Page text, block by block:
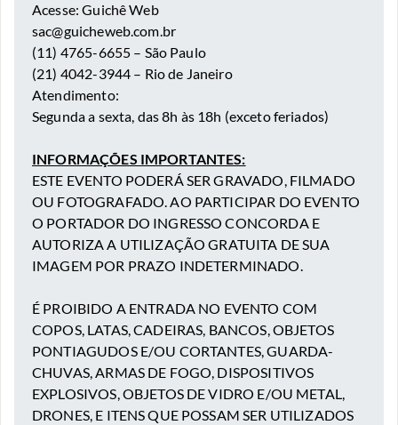
Acesse: Guichê Web
sac@guicheweb.com.br
(11) 4765-6655 – São Paulo
(21) 4042-3944 – Rio de Janeiro
Atendimento:
Segunda a sexta, das 8h às 18h (exceto feriados)
INFORMAÇÕES IMPORTANTES:
ESTE EVENTO PODERÁ SER GRAVADO, FILMADO
OU FOTOGRAFADO. AO PARTICIPAR DO EVENTO
O PORTADOR DO INGRESSO CONCORDA E
AUTORIZA A UTILIZAÇÃO GRATUITA DE SUA
IMAGEM POR PRAZO INDETERMINADO.
É PROIBIDO A ENTRADA NO EVENTO COM
COPOS, LATAS, CADEIRAS, BANCOS, OBJETOS
PONTIAGUDOS E/OU CORTANTES, GUARDA-
CHUVAS, ARMAS DE FOGO, DISPOSITIVOS
EXPLOSIVOS, OBJETOS DE VIDRO E/OU METAL,
DRONES, E ITENS QUE POSSAM SER UTILIZADOS